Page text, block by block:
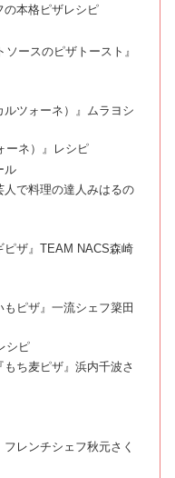
の本格ピザレシピ
ースのピザトースト』
ルツォーネ）』ムラヨシ
ーネ）』レシピ
ル
で料理の達人みはるの
ピザ』TEAM NACS森崎
ピザ』一流シェフ簗田
シピ
ち麦ピザ』浜内千波さ
レンチシェフ秋元さく